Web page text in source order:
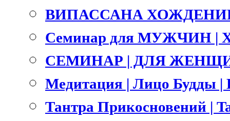
ВИПАССАНА ХОЖДЕНИЕ
Семинар для МУЖЧИН |
СЕМИНАР | ДЛЯ
Медитация | Лицо Будды |
Тантра Прикосновений |